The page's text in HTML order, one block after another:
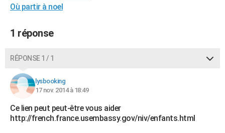
Carte de Noël
Carte Bonne année
Carte Saint-Valentin
Carte Pâques
Carte d'anniversaire
DICTIONNAIRE
Dictionnaire
Biographies
Citations
Expressions
Proverbes
PROGRAMME TV
AVIS DE DÉCÈS
FORUM
Bricolage
Lifestyle
Culture
Sport
Auto
Television
Voyage
Cinema
Où partir à noel
1 réponse
RÉPONSE 1 / 1
lysbooking
17 nov. 2014 à 18:49
Ce lien peut peut-être vous aider
http://french.france.usembassy.gov/niv/enfants.html